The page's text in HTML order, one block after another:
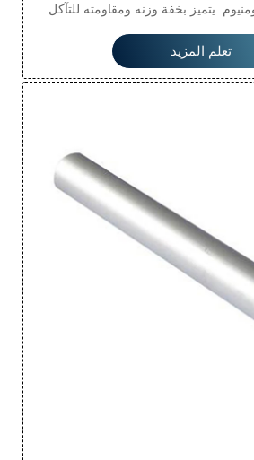
يتميز بخفة وزنه ومقاومته للتآكل
والبناء. يُسهّل سطحه الأملس تدفق
طول عمره في البيئات الصعبة. كما
مما يتيح حلولًا تصميمية متعددة
تعلم المزيد